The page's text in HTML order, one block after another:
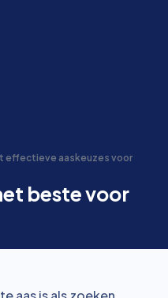
effectieve aaskeuzes voor
beste voor